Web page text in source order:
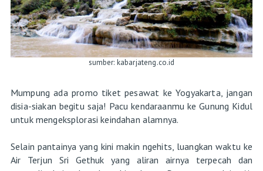
sumber: kabarjateng.co.id
Mumpung ada promo tiket pesawat ke Yogyakarta, jangan
disia-siakan begitu saja! Pacu kendaraanmu ke Gunung Kidul
untuk mengeksplorasi keindahan alamnya.
Selain pantainya yang kini makin ngehits, luangkan waktu ke
Air Terjun Sri Gethuk yang aliran airnya terpecah dan